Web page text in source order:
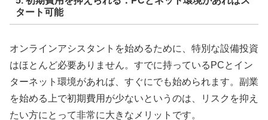
タート可能
オンラインアシスタントを始めるために、特別な設備投資
はほとんど必要ありません。すでに持っているPCとイン
ターネット環境があれば、すぐにでも始められます。副業
を始める上で初期費用が少ないというのは、リスクを抑え
たい方にとって非常に大きなメリットです。